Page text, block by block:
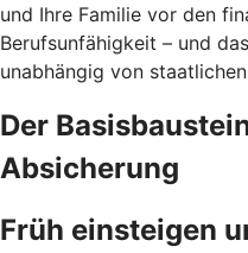
und Ihre Familie vor den
Berufsunfähigkeit – und
unabhängig von
Der
Absicherung
Früh einsteigen